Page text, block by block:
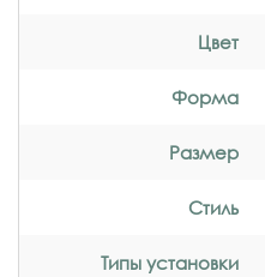
Цвет
Форма
Размер
Стиль
Типы установки